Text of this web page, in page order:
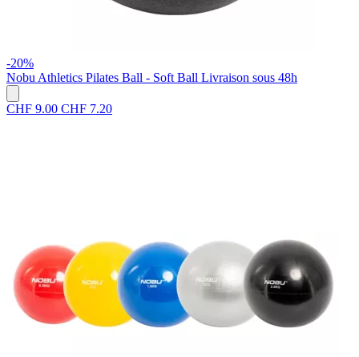
-20%
Nobu Athletics Pilates Ball - Soft Ball Livraison sous 48h
CHF 9.00 CHF 7.20